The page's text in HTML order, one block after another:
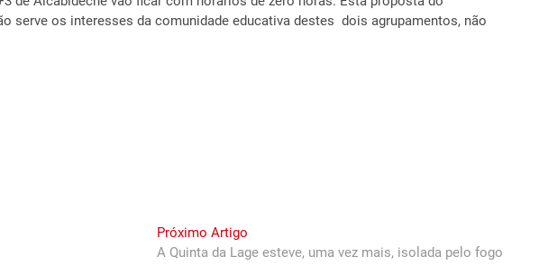
serve os interesses da comunidade educativa destes dois agrupamentos, não
Próximo ArtigoNext
post:
A Quinta da Lage esteve, uma vez mais, isolada pelo fogo